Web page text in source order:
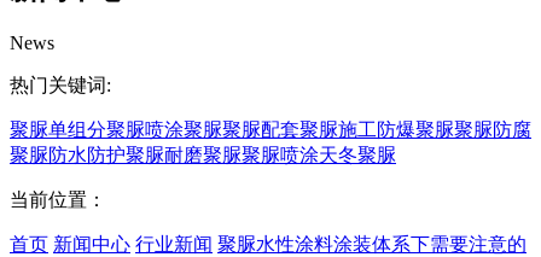
News
热门关键词:
聚脲单组分聚脲喷涂聚脲聚脲配套聚脲施工防爆聚脲聚脲防腐
聚脲防水防护聚脲耐磨聚脲聚脲喷涂天冬聚脲
当前位置：
首页 新闻中心 行业新闻 聚脲水性涂料涂装体系下需要注意的